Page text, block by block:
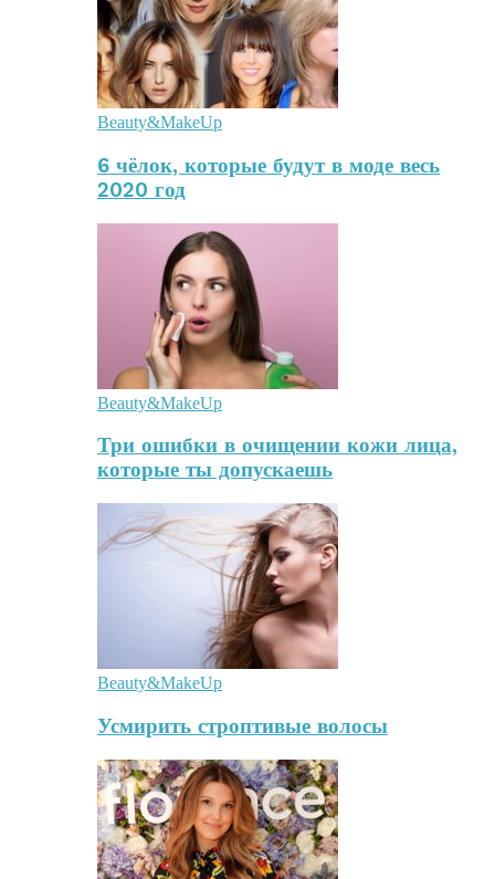
Beauty&MakeUp
6 чёлок, которые будут в моде весь
2020 год
Beauty&MakeUp
Три ошибки в очищении кожи лица,
которые ты допускаешь
Beauty&MakeUp
Усмирить строптивые волосы